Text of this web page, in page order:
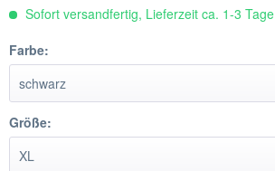
Sofort versandfertig, Lieferzeit ca. 1-3 Tage
Farbe:
Größe: